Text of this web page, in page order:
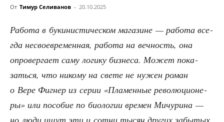
От Тимур Селиванов - 20.10.2025
Рабо­та в буки­ни­сти­че­ском мага­зине — рабо­та все­
гда несвое­вре­мен­ная, рабо­та на веч­ность, она
опро­вер­га­ет саму логи­ку биз­не­са. Может пока­
зать­ся, что нико­му на све­те не нужен роман
о Вере Фиг­нер из серии «Пла­мен­ные рево­лю­ци­о­не­
ры» или посо­бие по био­ло­гии вре­мен Мичу­ри­на —
но люди ищут эти и сот­ни тысяч дру­гих забы­тых